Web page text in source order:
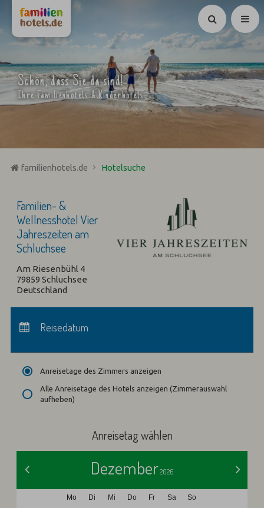
Suchen
Schön, dass Sie da sind!
Ihre Familienhotels & Kinderhotels
familienhotels.de Hotelsuche
Familien- &
Wellnesshotel Vier
Jahreszeiten am
Schluchsee
Am Riesenbühl 4
79859 Schluchsee
Deutschland
Abreise:keine Auswahl
Reisedatum
Anreisetage des Zimmers anzeigen
Alle Anreisetage des Hotels anzeigen (Zimmerauswahl
aufheben)
Anreisetag wählen
>
Dezember2026
Mo Di Mi Do Fr Sa So